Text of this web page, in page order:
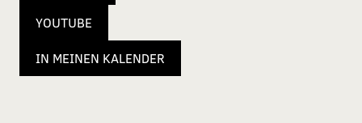
YOUTUBE
IN MEINEN KALENDER